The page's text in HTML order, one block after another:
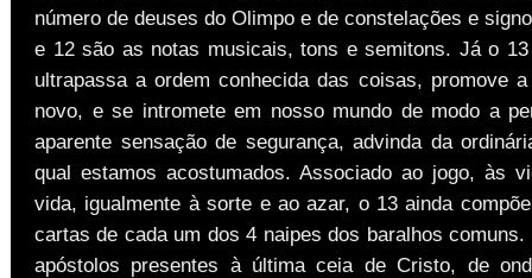
número de deuses do Olimpo e de constelações e
e 12 são as notas musicais, tons e semitons. Já o 13
ultrapassa a ordem conhecida das coisas, promove
novo, e se intromete em nosso mundo de modo a
aparente sensação de segurança, advinda da
qual estamos acostumados. Associado ao jogo, às
vida, igualmente à sorte e ao azar, o 13 ainda
cartas de cada um dos 4 naipes dos baralhos
apóstolos presentes à última ceia de Cristo, de